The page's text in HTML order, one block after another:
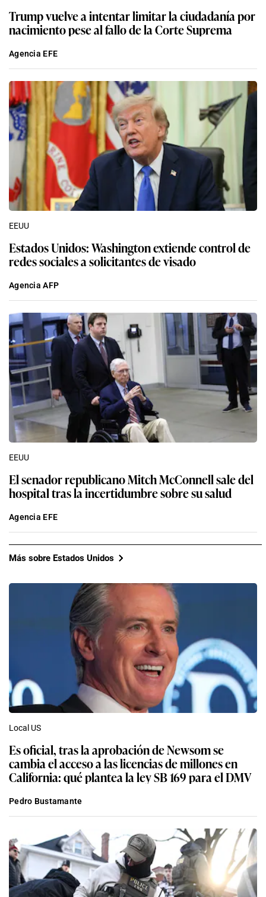
Trump vuelve a intentar limitar la ciudadanía por
nacimiento pese al fallo de la Corte Suprema
Agencia EFE
EEUU
Estados Unidos: Washington extiende control de
redes sociales a solicitantes de visado
Agencia AFP
EEUU
El senador republicano Mitch McConnell sale del
hospital tras la incertidumbre sobre su salud
Agencia EFE
Más sobre Estados Unidos
Local US
Es oficial, tras la aprobación de Newsom se
cambia el acceso a las licencias de millones en
California: qué plantea la ley SB 169 para el DMV
Pedro Bustamante